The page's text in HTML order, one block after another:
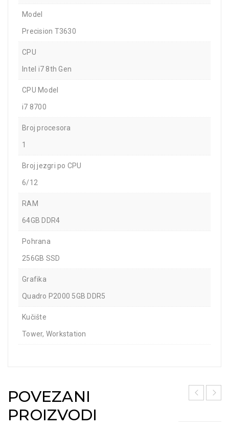
Model
Precision T3630
CPU
Intel i7 8th Gen
CPU Model
i7 8700
Broj procesora
1
Broj jezgri po CPU
6/12
RAM
64GB DDR4
Pohrana
256GB SSD
Grafika
Quadro P2000 5GB DDR5
Kučište
Tower, Workstation
POVEZANI
PROIZVODI